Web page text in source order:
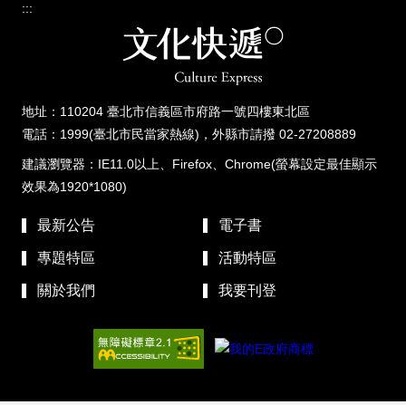
:::
地址：110204 臺北市信義區市府路一號四樓東北區
電話：1999(臺北市民當家熱線)，外縣市請撥 02-27208889
建議瀏覽器：IE11.0以上、Firefox、Chrome(螢幕設定最佳顯示
效果為1920*1080)
最新公告 電子書
專題特區 活動特區
關於我們 我要刊登